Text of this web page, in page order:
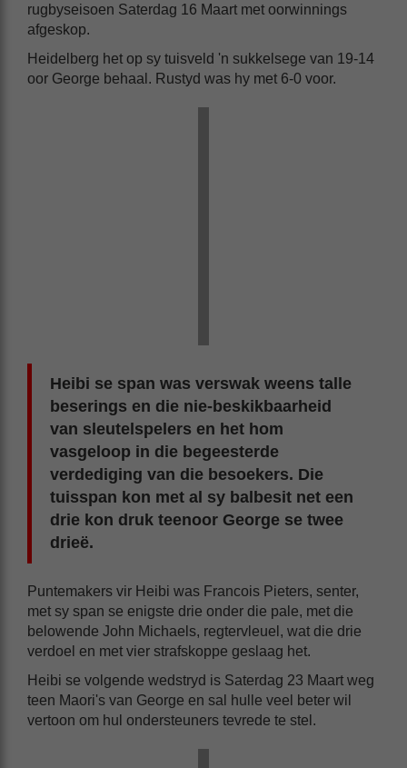
rugbyseisoen Saterdag 16 Maart met oorwinnings
afgeskop.
Heidelberg het op sy tuisveld 'n sukkelsege van 19-14
oor George behaal. Rustyd was hy met 6-0 voor.
Heibi se span was verswak weens talle
beserings en die nie-beskikbaarheid
van sleutelspelers en het hom
vasgeloop in die begeesterde
verdediging van die besoekers. Die
tuisspan kon met al sy balbesit net een
drie kon druk teenoor George se twee
drieë.
Puntemakers vir Heibi was Francois Pieters, senter,
met sy span se enigste drie onder die pale, met die
belowende John Michaels, regtervleuel, wat die drie
verdoel en met vier strafskoppe geslaag het.
Heibi se volgende wedstryd is Saterdag 23 Maart weg
teen Maori's van George en sal hulle veel beter wil
vertoon om hul ondersteuners tevrede te stel.